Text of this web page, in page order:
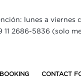
lunes a viernes
11 2686-5836 (solo
CONTACT